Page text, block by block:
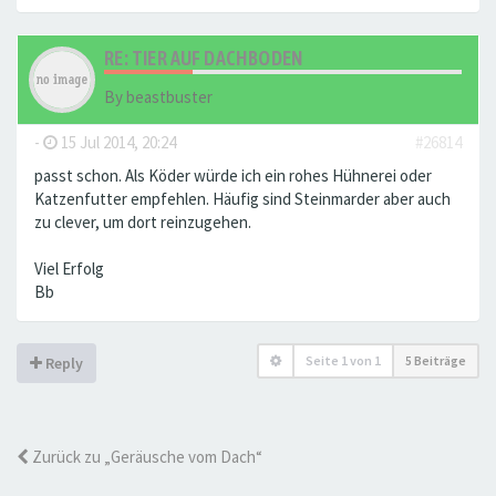
RE: TIER AUF DACHBODEN
By beastbuster
- 15 Jul 2014, 20:24
#26814
passt schon. Als Köder würde ich ein rohes Hühnerei oder
Katzenfutter empfehlen. Häufig sind Steinmarder aber auch
zu clever, um dort reinzugehen.
Viel Erfolg
Bb
Reply Seite 1von 1 5 Beiträge
Zurück zu „Geräusche vom Dach“